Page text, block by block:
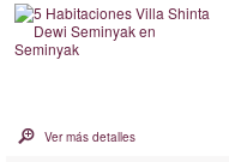
Ver más detalles